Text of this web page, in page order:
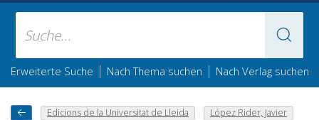
Erweiterte Suche | Nach Thema suchen | Nach Verlag suchen
Edicions de la Universitat de Lleida
López Rider, Javier